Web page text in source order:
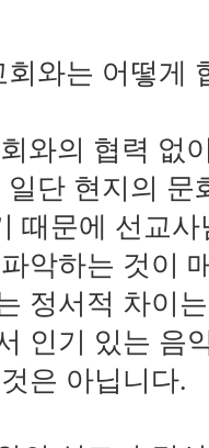
와는 어떻게
와의 협력 없
단 현지의 문
때문에 선교
악하는 것이
정서적 차이
인기 있는 음
은 아닙니다.